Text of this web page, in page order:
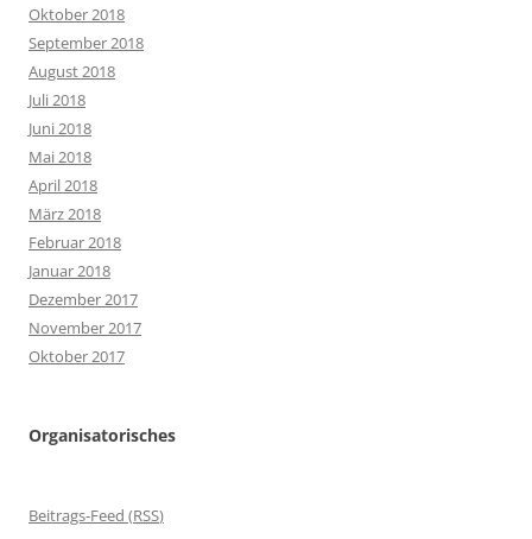
Oktober 2018
September 2018
August 2018
Juli 2018
Juni 2018
Mai 2018
April 2018
März 2018
Februar 2018
Januar 2018
Dezember 2017
November 2017
Oktober 2017
Organisatorisches
Beitrags-Feed (RSS)